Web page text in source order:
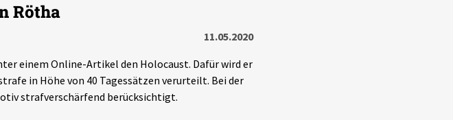
Rötha
11.05.2020
einem Online-Artikel den Holocaust. Dafür wird er
in Höhe von 40 Tagessätzen verurteilt. Bei der
strafverschärfend berücksichtigt.